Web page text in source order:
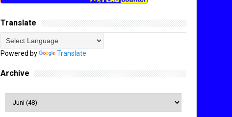
Translate
Powered by Translate
Archive